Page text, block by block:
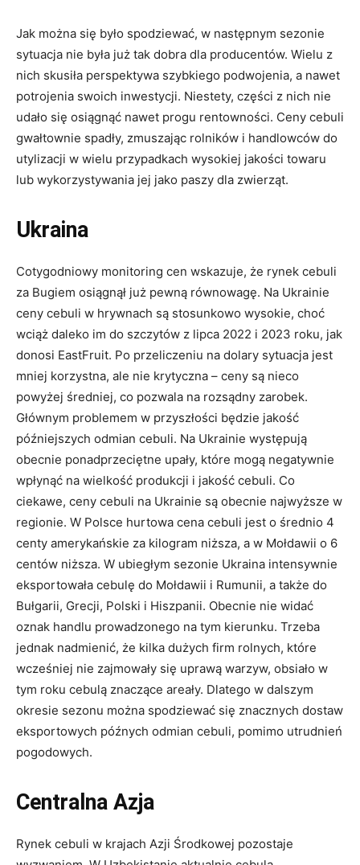
Jak można się było spodziewać, w następnym sezonie
sytuacja nie była już tak dobra dla producentów. Wielu z
nich skusiła perspektywa szybkiego podwojenia, a nawet
potrojenia swoich inwestycji. Niestety, części z nich nie
udało się osiągnąć nawet progu rentowności. Ceny cebuli
gwałtownie spadły, zmuszając rolników i handlowców do
utylizacji w wielu przypadkach wysokiej jakości towaru
lub wykorzystywania jej jako paszy dla zwierząt.
Ukraina
Cotygodniowy monitoring cen wskazuje, że rynek cebuli
za Bugiem osiągnął już pewną równowagę. Na Ukrainie
ceny cebuli w hrywnach są stosunkowo wysokie, choć
wciąż daleko im do szczytów z lipca 2022 i 2023 roku, jak
donosi EastFruit. Po przeliczeniu na dolary sytuacja jest
mniej korzystna, ale nie krytyczna – ceny są nieco
powyżej średniej, co pozwala na rozsądny zarobek.
Głównym problemem w przyszłości będzie jakość
późniejszych odmian cebuli. Na Ukrainie występują
obecnie ponadprzeciętne upały, które mogą negatywnie
wpłynąć na wielkość produkcji i jakość cebuli. Co
ciekawe, ceny cebuli na Ukrainie są obecnie najwyższe w
regionie. W Polsce hurtowa cena cebuli jest o średnio 4
centy amerykańskie za kilogram niższa, a w Mołdawii o 6
centów niższa. W ubiegłym sezonie Ukraina intensywnie
eksportowała cebulę do Mołdawii i Rumunii, a także do
Bułgarii, Grecji, Polski i Hiszpanii. Obecnie nie widać
oznak handlu prowadzonego na tym kierunku. Trzeba
jednak nadmienić, że kilka dużych firm rolnych, które
wcześniej nie zajmowały się uprawą warzyw, obsiało w
tym roku cebulą znaczące areały. Dlatego w dalszym
okresie sezonu można spodziewać się znacznych dostaw
eksportowych późnych odmian cebuli, pomimo utrudnień
pogodowych.
Centralna Azja
Rynek cebuli w krajach Azji Środkowej pozostaje